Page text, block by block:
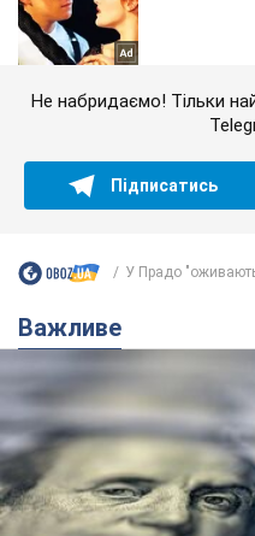
Не набридаємо! Тільки
Підписатись
У Прадо
Важливе